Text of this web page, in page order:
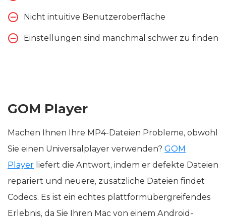
Nicht intuitive Benutzeroberfläche
Einstellungen sind manchmal schwer zu finden
GOM Player
Machen Ihnen Ihre MP4-Dateien Probleme, obwohl
Sie einen Universalplayer verwenden? GOM
Player liefert die Antwort, indem er defekte Dateien
repariert und neuere, zusätzliche Dateien findet
Codecs. Es ist ein echtes plattformübergreifendes
Erlebnis, da Sie Ihren Mac von einem Android-